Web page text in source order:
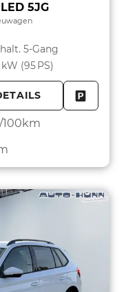
5JG
5-Gang
(95 PS)
100km